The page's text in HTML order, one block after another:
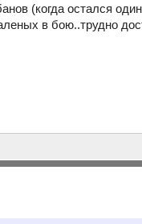
(когда остался
в бою..трудно